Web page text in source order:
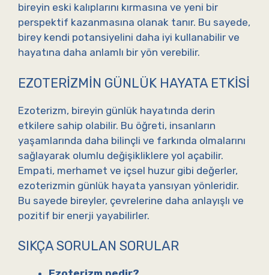
bireyin eski kalıplarını kırmasına ve yeni bir
perspektif kazanmasına olanak tanır. Bu sayede,
birey kendi potansiyelini daha iyi kullanabilir ve
hayatına daha anlamlı bir yön verebilir.
EZOTERIZMIN GÜNLÜK HAYATA ETKISI
Ezoterizm, bireyin günlük hayatında derin
etkilere sahip olabilir. Bu öğreti, insanların
yaşamlarında daha bilinçli ve farkında olmalarını
sağlayarak olumlu değişikliklere yol açabilir.
Empati, merhamet ve içsel huzur gibi değerler,
ezoterizmin günlük hayata yansıyan yönleridir.
Bu sayede bireyler, çevrelerine daha anlayışlı ve
pozitif bir enerji yayabilirler.
SIKÇA SORULAN SORULAR